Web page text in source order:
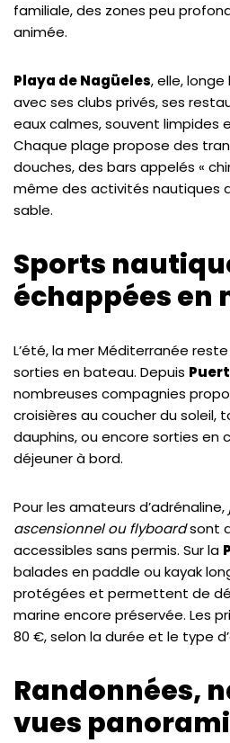
familiale, des zones peu
animée.
Playa de Nagüeles, elle,
avec ses clubs privés, ses
eaux calmes, souvent limpides
Chaque plage propose des
douches, des bars appelés «
même des activités nautiques
sable.
Sports
échappées en
L’été, la mer Méditerranée
sorties en bateau. Depuis
nombreuses compagnies
croisières au coucher du soleil,
dauphins, ou encore sorties en
déjeuner à bord.
Pour les amateurs d’adrénaline,
ascensionnel ou flyboardsont
accessibles sans permis. Sur la
balades en paddle ou kayak
protégées et permettent de
marine encore préservée. Les
80 €, selon la durée et le type
Randonnées,
vues